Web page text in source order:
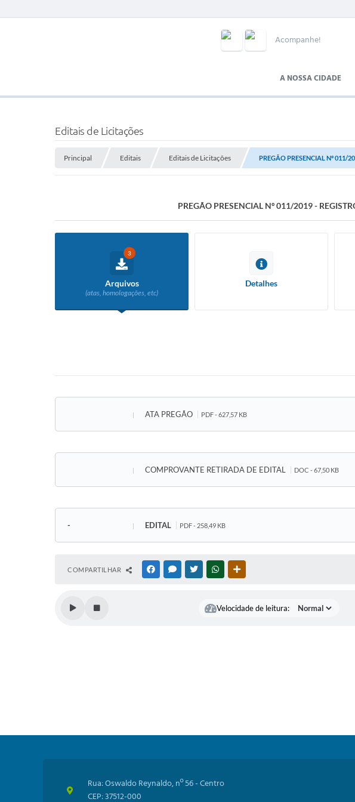
Acompanhe!
A NOSSA CIDADE
Editais de Licitações
Principal Editais Editais de Licitações PREGÃO PRESENCIAL Nº 011/
PREGÃO PRESENCIAL Nº 011/2019 -
3
Arquivos
(atas, homologações, etc)
Detalhes
ATA PREGÃO PDF - 627,57 KB
COMPROVANTE RETIRADA DE EDITAL DOC - 67,50 KB
- EDITAL PDF - 258,49 KB
COMPARTILHAR FACEBOOKMESSENGER
TWITTERWHATSAPP
Velocidade de leitura:
Rua: Oswaldo Reynaldo, nº 56 - Centro
CEP: 37512-000